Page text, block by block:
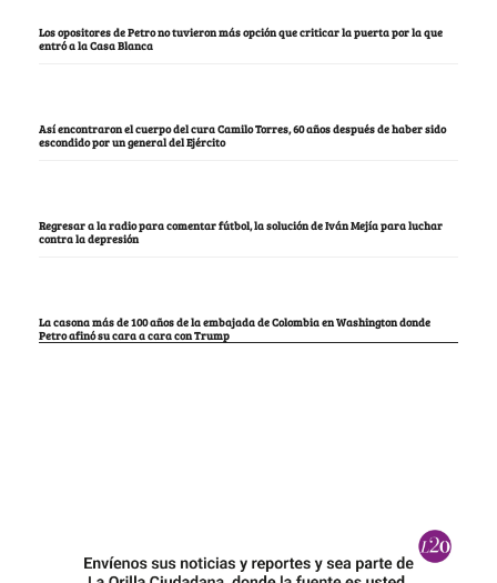
Los opositores de Petro no tuvieron más opción que criticar la puerta por la que
entró a la Casa Blanca
Así encontraron el cuerpo del cura Camilo Torres, 60 años después de haber sido
escondido por un general del Ejército
Regresar a la radio para comentar fútbol, la solución de Iván Mejía para luchar
contra la depresión
La casona más de 100 años de la embajada de Colombia en Washington donde
Petro afinó su cara a cara con Trump